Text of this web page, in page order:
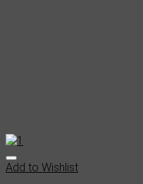
Add to Wishlist